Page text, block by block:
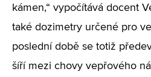
kámen,“ vypočítává docent
také dozimetry určené pro
poslední době se totiž
šíří mezi chovy vepřového